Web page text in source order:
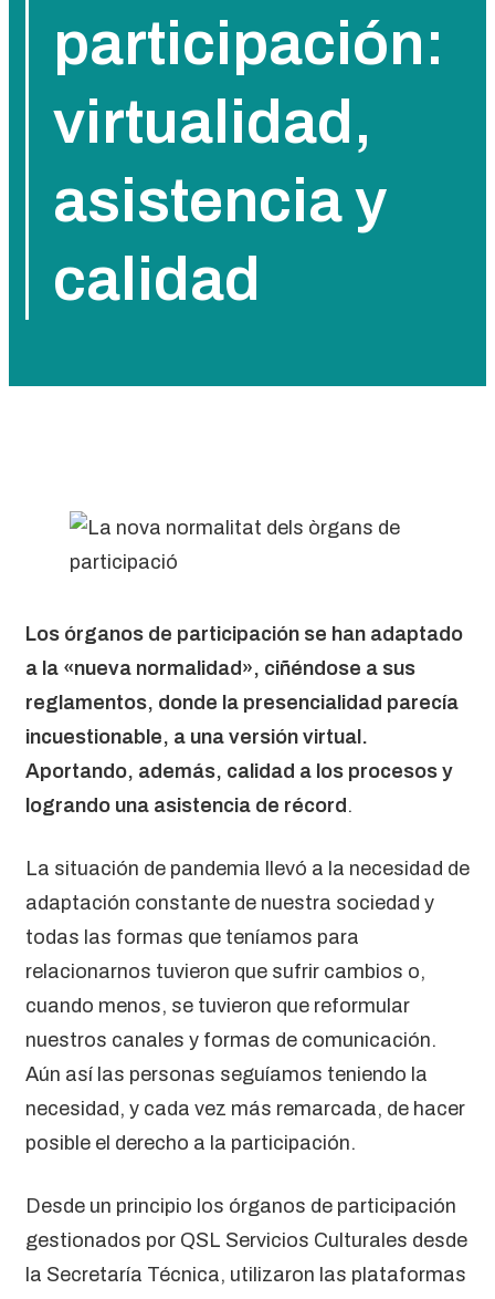
participación:
virtualidad,
asistencia y
calidad
Los órganos de participación se han adaptado
a la «nueva normalidad», ciñéndose a sus
reglamentos, donde la presencialidad parecía
incuestionable, a una versión virtual.
Aportando, además, calidad a los procesos y
logrando una asistencia de récord.
La situación de pandemia llevó a la necesidad de
adaptación constante de nuestra sociedad y
todas las formas que teníamos para
relacionarnos tuvieron que sufrir cambios o,
cuando menos, se tuvieron que reformular
nuestros canales y formas de comunicación.
Aún así las personas seguíamos teniendo la
necesidad, y cada vez más remarcada, de hacer
posible el derecho a la participación.
Desde un principio los órganos de participación
gestionados por QSL Servicios Culturales desde
la Secretaría Técnica, utilizaron las plataformas